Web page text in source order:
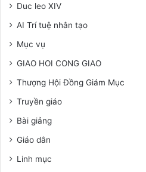
Duc leo XIV
AI Trí tuệ nhân tạo
Mục vụ
GIAO HOI CONG GIAO
Thượng Hội Đồng Giám Mục
Truyền giáo
Bài giảng
Giáo dân
Linh mục